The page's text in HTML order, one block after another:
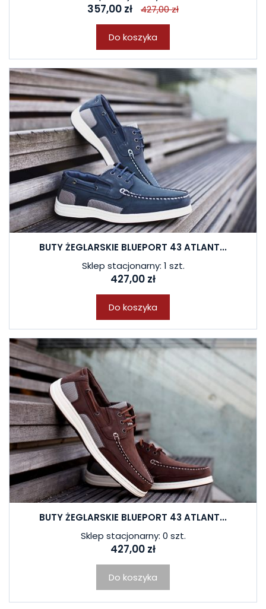
357,00 zł 427,00 zł
Do koszyka
BUTY ŻEGLARSKIE BLUEPORT 43 ATLANT...
Sklep stacjonarny: 1 szt.
427,00 zł
Do koszyka
BUTY ŻEGLARSKIE BLUEPORT 43 ATLANT...
Sklep stacjonarny: 0 szt.
427,00 zł
Do koszyka